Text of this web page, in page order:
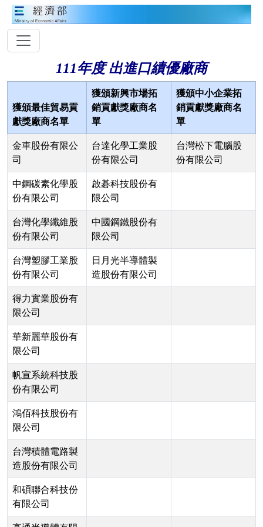
111年度 出進口績優廠商
獲頒最佳貿易貢
獻獎廠商名單
獲頒新興市場拓
銷貢獻獎廠商名
單
獲頒中小企業拓
銷貢獻獎廠商名
單
金車股份有限公
司
台達化學工業股
份有限公司
台灣松下電腦股
份有限公司
中鋼碳素化學股
份有限公司
啟碁科技股份有
限公司
台灣化學纖維股
份有限公司
中國鋼鐵股份有
限公司
台灣塑膠工業股
份有限公司
日月光半導體製
造股份有限公司
得力實業股份有
限公司
華新麗華股份有
限公司
帆宣系統科技股
份有限公司
鴻佰科技股份有
限公司
台灣積體電路製
造股份有限公司
和碩聯合科技份
有限公司